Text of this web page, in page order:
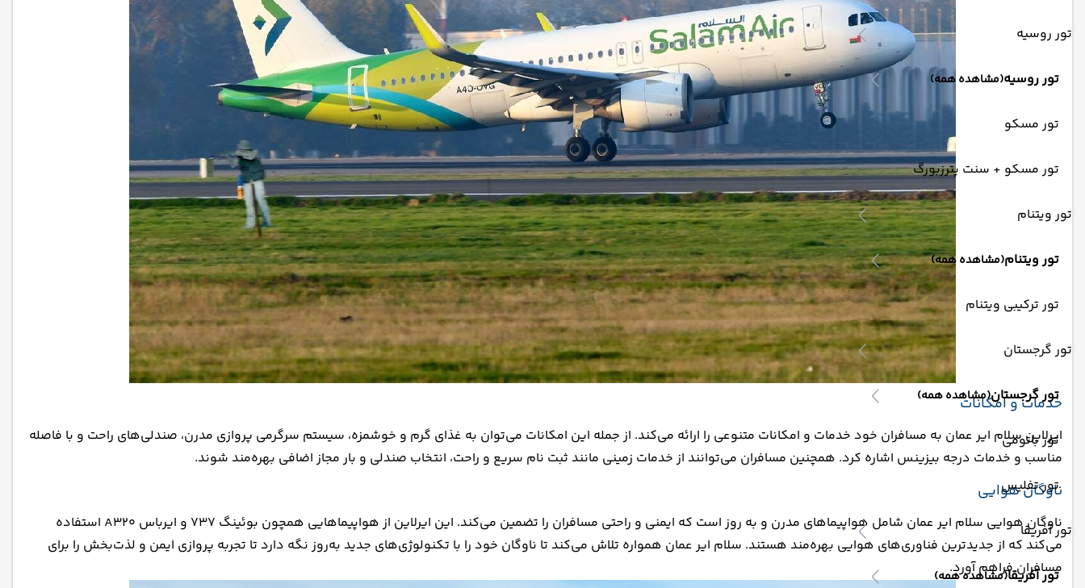
تور روسیه
تور روسیه(مشاهده همه)
تور مسکو
تور مسکو + سنت پترزبورگ
تور ویتنام
تور ویتنام(مشاهده همه)
تور ترکیبی ویتنام
تور گرجستان
تور گرجستان(مشاهده همه)
تور باتومی
تور تفلیس
تور آفریقا
تور آفریقا(مشاهده همه)
خدمات و امکانات
ایرلاین سلام ایر عمان به مسافران خود خدمات و امکانات متنوعی را ارائه می‌کند. از جمله این امکانات می‌توان به غذای گرم و خوشمزه، سیستم سرگرمی پروازی مدرن، صندلی‌های راحت و با فاصله
مناسب و خدمات درجه بیزینس اشاره کرد. همچنین مسافران می‌توانند از خدمات زمینی مانند ثبت نام سریع و راحت، انتخاب صندلی و بار مجاز اضافی بهره‌مند شوند.
ناوگان هوایی
ناوگان هوایی سلام ایر عمان شامل هواپیماهای مدرن و به روز است که ایمنی و راحتی مسافران را تضمین می‌کند. این ایرلاین از هواپیماهایی همچون بوئینگ 737 و ایرباس A320 استفاده
می‌کند که از جدیدترین فناوری‌های هوایی بهره‌مند هستند. سلام ایر عمان همواره تلاش می‌کند تا ناوگان خود را با تکنولوژی‌های جدید به‌روز نگه دارد تا تجربه پروازی ایمن و لذت‌بخش را برای
مسافران فراهم آورد.